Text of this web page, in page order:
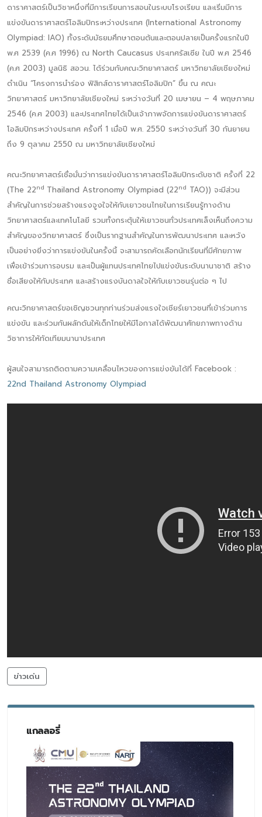
ดาราศาสตร์เป็นวิชาหนึ่งที่มีการเรียนการสอนในระบบโรงเรียน และเริ่มมีการ
แข่งขันดาราศาสตร์โอลิมปิกระหว่างประเทศ (International Astronomy
Olympiad: IAO) ทั้งระดับมัธยมศึกษาตอนต้นและตอนปลายเป็นครั้งแรกในปี
พ.ศ 2539 (ค.ศ 1996) ณ North Caucasus ประเทศรัสเซีย ในปี พ.ศ 2546
(ค.ศ 2003) มูลนิธิ สอวน. ได้ร่วมกับคณะวิทยาศาสตร์ มหาวิทยาลัยเชียงใหม่
ดำเนิน “โครงการนำร่อง ฟิสิกส์ดาราศาสตร์โอลิมปิก” ขึ้น ณ คณะ
วิทยาศาสตร์ มหาวิทยาลัยเชียงใหม่ ระหว่างวันที่ 20 เมษายน – 4 พฤษภาคม
2546 (ค.ศ 2003) และประเทศไทยได้เป็นเจ้าภาพจัดการแข่งขันดาราศาสตร์
โอลิมปิกระหว่างประเทศ ครั้งที่ 1 เมื่อปี พ.ศ. 2550 ระหว่างวันที่ 30 กันยายน
ถึง 9 ตุลาคม 2550 ณ มหาวิทยาลัยเชียงใหม่
คณะวิทยาศาสตร์เชื่อมั่นว่าการแข่งขันดาราศาสตร์โอลิมปิกระดับชาติ ครั้งที่ 22
(The 22nd Thailand Astronomy Olympiad (22nd TAO)) จะมีส่วน
สำคัญในการช่วยสร้างแรงจูงใจให้กับเยาวชนไทยในการเรียนรู้ทางด้าน
วิทยาศาสตร์และเทคโนโลยี รวมทั้งกระตุ้นให้เยาวชนทั่วประเทศเล็งเห็นถึงความ
สำคัญของวิทยาศาสตร์ ซึ่งเป็นรากฐานสำคัญในการพัฒนาประเทศ และหวัง
เป็นอย่างยิ่งว่าการแข่งขันในครั้งนี้ จะสามารถคัดเลือกนักเรียนที่มีศักยภาพ
เพื่อเข้าร่วมการอบรม และเป็นผู้แทนประเทศไทยไปแข่งขันระดับนานาชาติ สร้าง
ชื่อเสียงให้กับประเทศ และสร้างแรงบันดาลใจให้กับเยาวชนรุ่นต่อ ๆ ไป
คณะวิทยาศาสตร์ขอเชิญชวนทุกท่านร่วมส่งแรงใจเชียร์เยาวชนที่เข้าร่วมการ
แข่งขัน และร่วมกันผลักดันให้เด็กไทยให้มีโอกาสได้พัฒนาศักยภาพทางด้าน
วิชาการให้ทัดเทียมนานาประเทศ
ผู้สนใจสามารถติดตามความเคลื่อนไหวของการแข่งขันได้ที่ Facebook :
22nd Thailand Astronomy Olympiad
ข่าวเด่น
แกลลอรี่